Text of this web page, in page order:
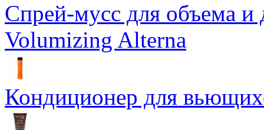
Спрей-мусс для объема и
Volumizing Alterna
Кондиционер для